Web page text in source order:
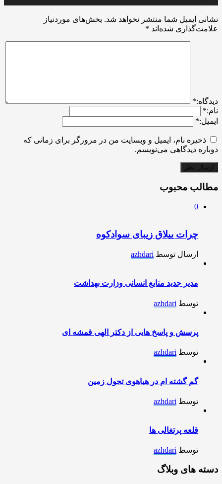
نشانی ایمیل شما منتشر نخواهد شد. بخش‌های موردنیاز
علامت‌گذاری شده‌اند *
ديدگاه:*
نام:*
ایمیل:*
ذخیره نام، ایمیل و وبسایت من در مرورگر برای زمانی که
دوباره دیدگاهی می‌نویسم.
مطالب محبوب
0
چرات ییلاق زیبای سوادکوه
ارسال توسط azhdari
مدیر جدید منابع انسانی وزارت بهداشت
توسط azhdari
پرسش و پاسخ هایی از دکتر الهی قمشه ای
توسط azhdari
گم گشته ام در هیاهوی تحول زمین
توسط azhdari
قلعه پرتغالی ها
توسط azhdari
دسته های وبلاگ